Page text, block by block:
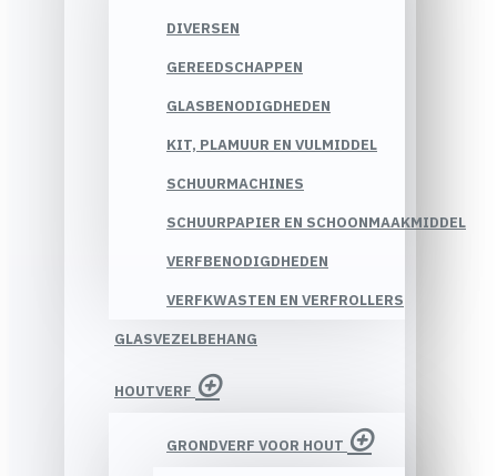
DIVERSEN
GEREEDSCHAPPEN
GLASBENODIGDHEDEN
KIT, PLAMUUR EN VULMIDDEL
SCHUURMACHINES
SCHUURPAPIER EN SCHOONMAAKMIDDEL
VERFBENODIGDHEDEN
VERFKWASTEN EN VERFROLLERS
GLASVEZELBEHANG
HOUTVERF
GRONDVERF VOOR HOUT